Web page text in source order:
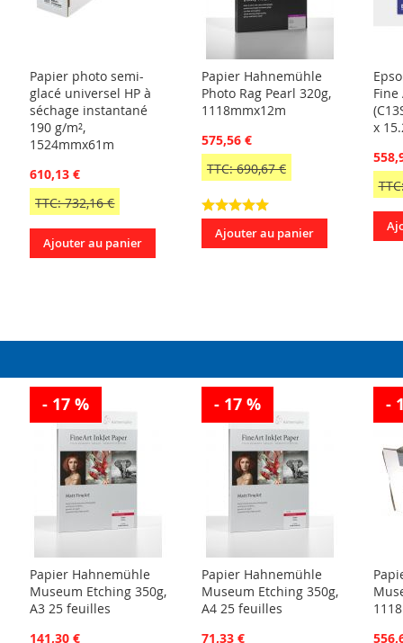
Papier photo semi-
glacé universel HP à
séchage instantané
190 g/m²,
1524mmx61m
610,13 €
TTC: 732,16 €
Ajouter au panier
Papier Hahnemühle
Photo Rag Pearl 320g,
1118mmx12m
575,56 €
TTC: 690,67 €
Ajouter au panier
Fine
x
- 17 %
Papier Hahnemühle
Museum Etching 350g,
A3 25 feuilles
141,30 €
- 17 %
Papier Hahnemühle
Museum Etching 350g,
A4 25 feuilles
71,33 €
-